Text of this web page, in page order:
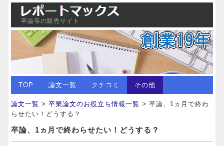
卒論等の販売サイト
TOP 論文一覧 クチコミ その他
論文一覧 >卒業論文のお役立ち情報一覧 > 卒論、1ヵ月で終わ
らせたい！どうする？
卒論、1ヵ月で終わらせたい！どうする？